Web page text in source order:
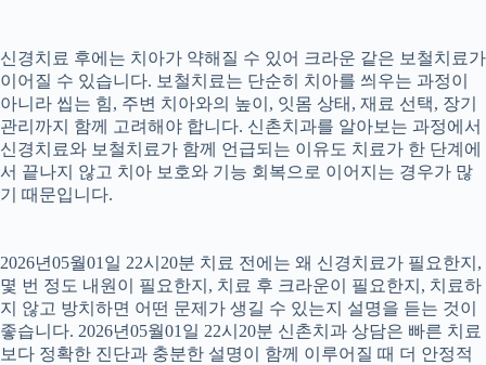
신경치료 후에는 치아가 약해질 수 있어 크라운 같은 보철치료가
이어질 수 있습니다. 보철치료는 단순히 치아를 씌우는 과정이
아니라 씹는 힘, 주변 치아와의 높이, 잇몸 상태, 재료 선택, 장기
관리까지 함께 고려해야 합니다. 신촌치과를 알아보는 과정에서
신경치료와 보철치료가 함께 언급되는 이유도 치료가 한 단계에
서 끝나지 않고 치아 보호와 기능 회복으로 이어지는 경우가 많
기 때문입니다.
2026년05월01일 22시20분 치료 전에는 왜 신경치료가 필요한지,
몇 번 정도 내원이 필요한지, 치료 후 크라운이 필요한지, 치료하
지 않고 방치하면 어떤 문제가 생길 수 있는지 설명을 듣는 것이
좋습니다. 2026년05월01일 22시20분 신촌치과 상담은 빠른 치료
보다 정확한 진단과 충분한 설명이 함께 이루어질 때 더 안정적